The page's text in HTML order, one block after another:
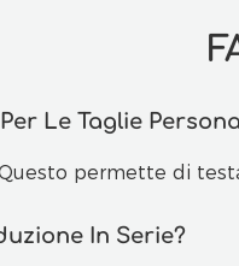
Le Taglie
permette di
In Serie?